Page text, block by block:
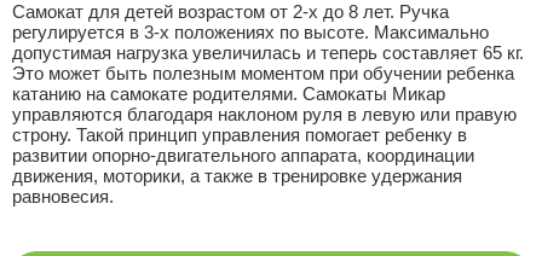
Самокат для детей возрастом от 2-х до 8 лет. Ручка
регулируется в 3-х положениях по высоте. Максимально
допустимая нагрузка увеличилась и теперь составляет 65 кг.
Это может быть полезным моментом при обучении ребенка
катанию на самокате родителями. Самокаты Микар
управляются благодаря наклоном руля в левую или правую
строну. Такой принцип управления помогает ребенку в
развитии опорно-двигательного аппарата, координации
движения, моторики, а также в тренировке удержания
равновесия.